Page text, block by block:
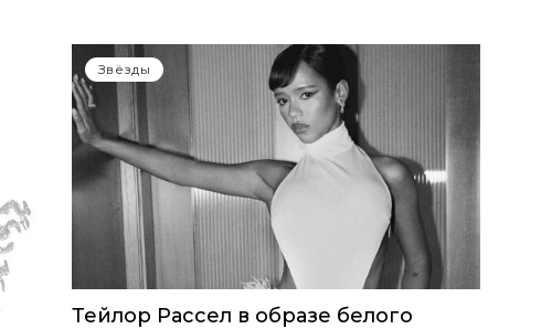
Звёзды
Тейлор Рассел в образе белого